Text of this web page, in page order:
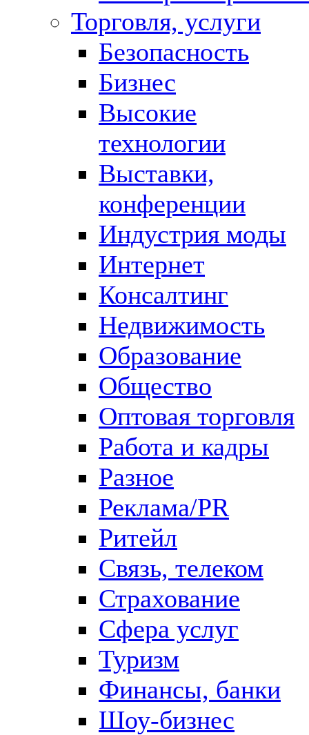
Торговля, услуги
Безопасность
Бизнес
Высокие
технологии
Выставки,
конференции
Индустрия моды
Интернет
Консалтинг
Недвижимость
Образование
Общество
Оптовая торговля
Работа и кадры
Разное
Реклама/PR
Ритейл
Связь, телеком
Страхование
Сфера услуг
Туризм
Финансы, банки
Шоу-бизнес